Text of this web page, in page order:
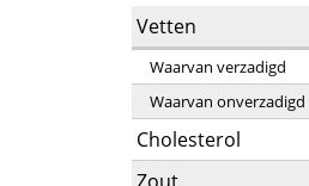
Vetten
Waarvan verzadigd
Waarvan onverzadigd
Cholesterol